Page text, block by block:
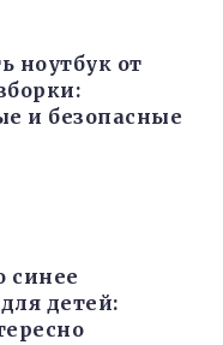
ноутбук от
и безопасные
синее
детей: